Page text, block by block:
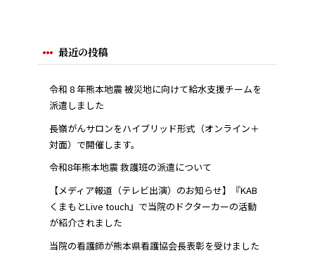
最近の投稿
令和 8 年熊本地震 被災地に向けて給水支援チームを
派遣しました
長嶺がんサロンをハイブリッド形式（オンライン＋
対面）で開催します。
令和8年熊本地震 救護班の派遣について
【メディア報道（テレビ出演）のお知らせ】『KAB
くまもとLive touch』で当院のドクターカーの活動
が紹介されました
当院の看護師が熊本県看護協会長表彰を受けました